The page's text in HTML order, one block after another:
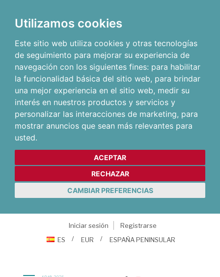
Utilizamos cookies
Este sitio web utiliza cookies y otras tecnologías
de seguimiento para mejorar su experiencia de
navegación con los siguientes fines: para habilitar
la funcionalidad básica del sitio web, para brindar
una mejor experiencia en el sitio web, medir su
interés en nuestros productos y servicios y
personalizar las interacciones de marketing, para
mostrar anuncios que sean más relevantes para
usted.
ACEPTAR
RECHAZAR
CAMBIAR PREFERENCIAS
Iniciar sesión
Registrarse
ES
EUR ESPAÑA PENINSULAR